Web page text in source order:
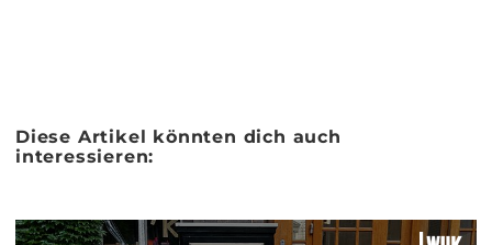
Diese Artikel könnten dich auch
interessieren: